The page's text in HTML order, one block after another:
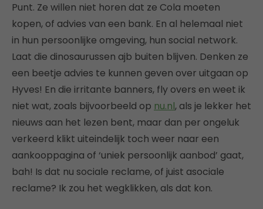
Punt. Ze willen niet horen dat ze Cola moeten
kopen, of advies van een bank. En al helemaal niet
in hun persoonlijke omgeving, hun social network.
Laat die dinosaurussen ajb buiten blijven. Denken ze
een beetje advies te kunnen geven over uitgaan op
Hyves! En die irritante banners, fly overs en weet ik
niet wat, zoals bijvoorbeeld op nu.nl, als je lekker het
nieuws aan het lezen bent, maar dan per ongeluk
verkeerd klikt uiteindelijk toch weer naar een
aankooppagina of ‘uniek persoonlijk aanbod’ gaat,
bah! Is dat nu sociale reclame, of juist asociale
reclame? Ik zou het wegklikken, als dat kon.